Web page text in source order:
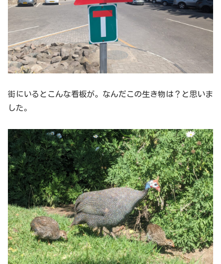
街にいるとこんな看板が。なんだこの生き物は？と思いま
した。